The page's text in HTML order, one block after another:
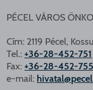
PÉCEL VÁROS
Cím: 2119 Pécel,
Tel.:+36-28-452-751
Fax:+36-28-452-755
e-mail: